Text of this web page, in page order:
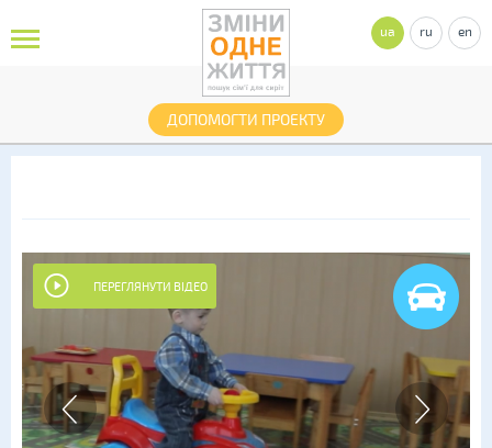
ДОПОМОГТИ ПРОЕКТУ
ua ru en
ПЕРЕГЛЯНУТИ ВІДЕО